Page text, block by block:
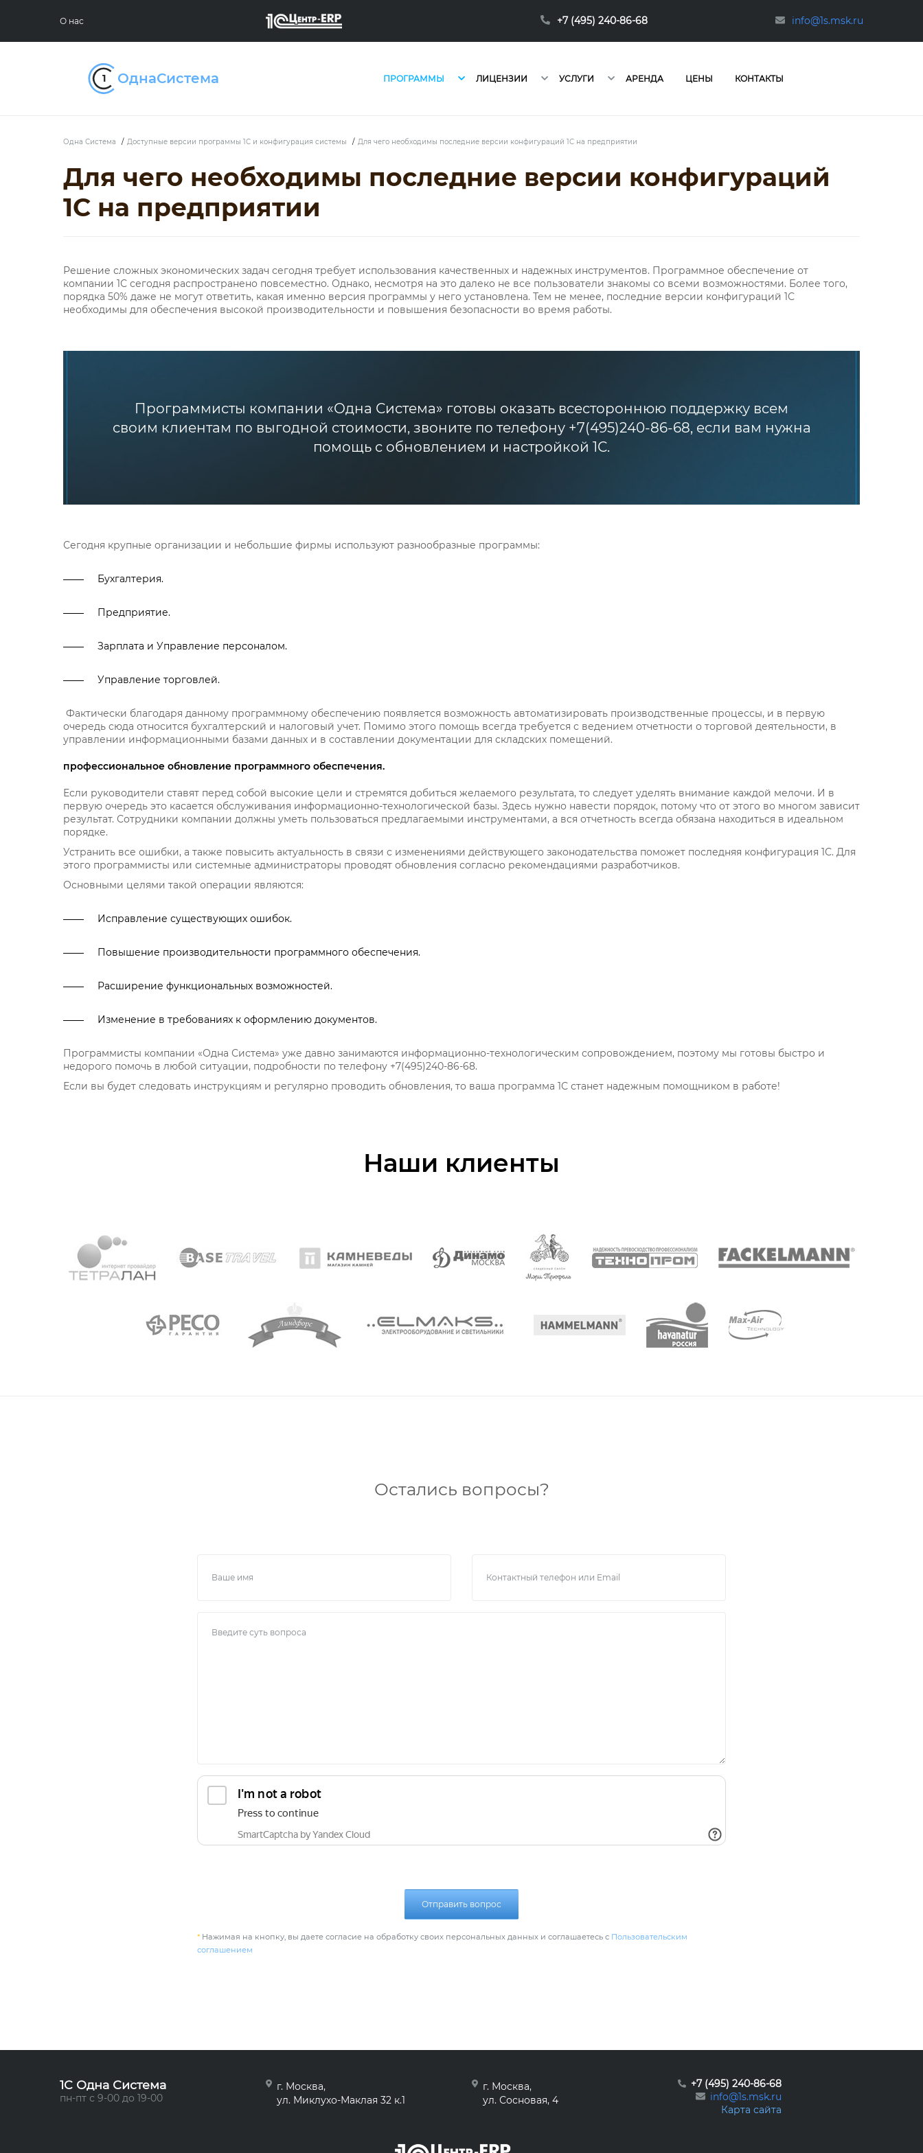
О нас +7 (495) 240-86-68 info@1s.msk.ru
ПРОГРАММЫ ЛИЦЕНЗИИ УСЛУГИ АРЕНДА ЦЕНЫ КОНТАКТЫ
Одна Система / Доступные версии программы 1С и конфигурация системы / Для чего необходимы последние версии конфигураций 1С на предприятии
Для чего необходимы последние версии конфигураций
1С на предприятии
Решение сложных экономических задач сегодня требует использования качественных и надежных инструментов. Программное обеспечение от
компании 1С сегодня распространено повсеместно. Однако, несмотря на это далеко не все пользователи знакомы со всеми возможностями. Более того,
порядка 50% даже не могут ответить, какая именно версия программы у него установлена. Тем не менее, последние версии конфигураций 1С
необходимы для обеспечения высокой производительности и повышения безопасности во время работы.
Программисты компании «Одна Система» готовы оказать всестороннюю поддержку всем
своим клиентам по выгодной стоимости, звоните по телефону +7(495)240-86-68, если вам нужна
помощь с обновлением и настройкой 1С.
Сегодня крупные организации и небольшие фирмы используют разнообразные программы:
Бухгалтерия.
Предприятие.
Зарплата и Управление персоналом.
Управление торговлей.
Фактически благодаря данному программному обеспечению появляется возможность автоматизировать производственные процессы, и в первую
очередь сюда относится бухгалтерский и налоговый учет. Помимо этого помощь всегда требуется с ведением отчетности о торговой деятельности, в
управлении информационными базами данных и в составлении документации для складских помещений.
профессиональное обновление программного обеспечения.
Если руководители ставят перед собой высокие цели и стремятся добиться желаемого результата, то следует уделять внимание каждой мелочи. И в
первую очередь это касается обслуживания информационно-технологической базы. Здесь нужно навести порядок, потому что от этого во многом зависит
результат. Сотрудники компании должны уметь пользоваться предлагаемыми инструментами, а вся отчетность всегда обязана находиться в идеальном
порядке.
Устранить все ошибки, а также повысить актуальность в связи с изменениями действующего законодательства поможет последняя конфигурация 1С. Для
этого программисты или системные администраторы проводят обновления согласно рекомендациями разработчиков.
Основными целями такой операции являются:
Исправление существующих ошибок.
Повышение производительности программного обеспечения.
Расширение функциональных возможностей.
Изменение в требованиях к оформлению документов.
Программисты компании «Одна Система» уже давно занимаются информационно-технологическим сопровождением, поэтому мы готовы быстро и
недорого помочь в любой ситуации, подробности по телефону +7(495)240-86-68.
Если вы будет следовать инструкциям и регулярно проводить обновления, то ваша программа 1С станет надежным помощником в работе!
Наши клиенты
Остались вопросы?
Отправить вопрос
* Нажимая на кнопку, вы даете согласие на обработку своих персональных данных и соглашаетесь с Пользовательским
соглашением
1C Одна Система
пн-пт с 9-00 до 19-00
г. Москва,
ул. Миклухо-Маклая 32 к.1
г. Москва,
ул. Сосновая, 4
+7 (495) 240-86-68
info@1s.msk.ru
Карта сайта